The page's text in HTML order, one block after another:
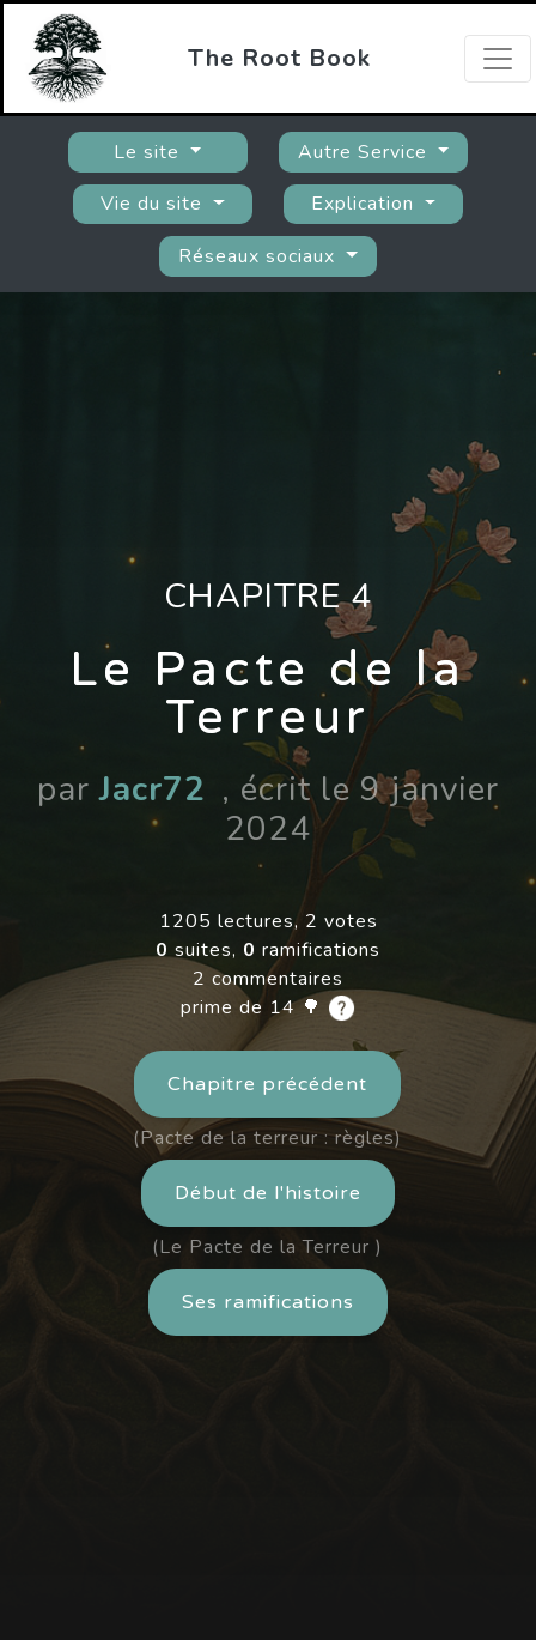
The Root Book
Le site
Autre Service
Vie du site
Explication
Réseaux sociaux
CHAPITRE 4
Le Pacte de la
Terreur
parJacr72 , écrit le 9 janvier
2024
1205 lectures, 2 votes
0 suites, 0 ramifications
2 commentaires
prime de 14 🌳
Chapitre précédent
(Pacte de la terreur : règles)
Début de l'histoire
(Le Pacte de la Terreur )
Ses ramifications